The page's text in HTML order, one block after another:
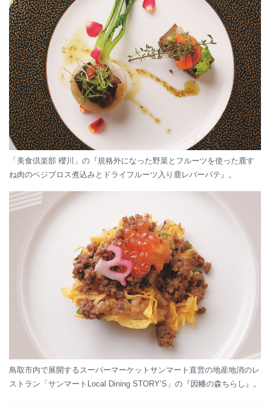
「美食倶楽部 櫻川」の『規格外になった野菜とフルーツを使った鹿す
ね肉のベジブロス煮込みとドライフルーツ入り鹿レバーパテ』。
鳥取市内で展開するスーパーマーケットサンマート直営の地産地消のレ
ストラン「サンマートLocal Dining STORY’S」の『因幡の森ちらし』。